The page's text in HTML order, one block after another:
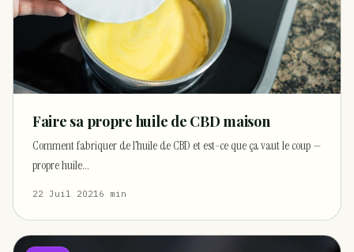
Faire sa propre huile de CBD maison
Comment fabriquer de l’huile de CBD et est-ce que ça vaut le coup —
propre huile…
22 Juil 2021 6 min